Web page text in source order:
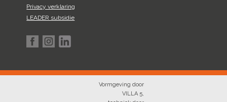
Privacy verklaring
LEADER subsidie
Vormgeving door
VILLA 5,